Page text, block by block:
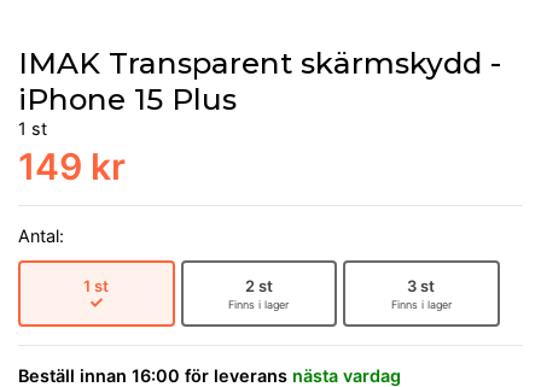
IMAK Transparent skärmskydd -
iPhone 15 Plus
1 st
149 kr
Antal:
1 st 2 st
Finns i lager
3 st
Finns i lager
Beställ innan 16:00 för leverans nästa vardag